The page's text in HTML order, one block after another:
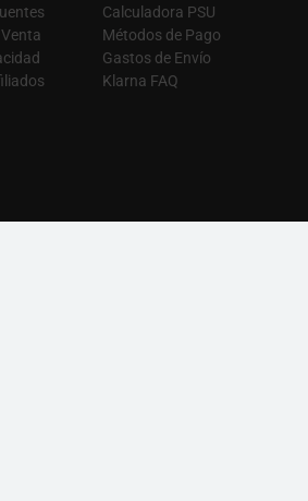
Calculadora PSU
Métodos de Pago
Gastos de Envío
Klarna FAQ